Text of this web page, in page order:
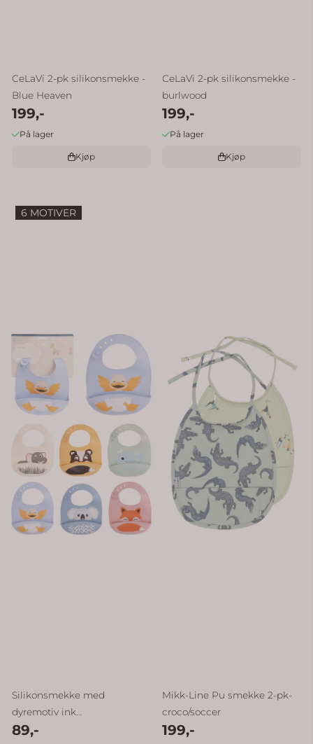
CeLaVi 2-pk silikonsmekke -
Blue Heaven
199,-
På lager
Kjøp
CeLaVi 2-pk silikonsmekke -
burlwood
199,-
På lager
Kjøp
6 MOTIVER
Silikonsmekke med
dyremotiv ink
oppsamlingslomme
89,-
Mikk-Line Pu smekke 2-pk-
croco/soccer
199,-